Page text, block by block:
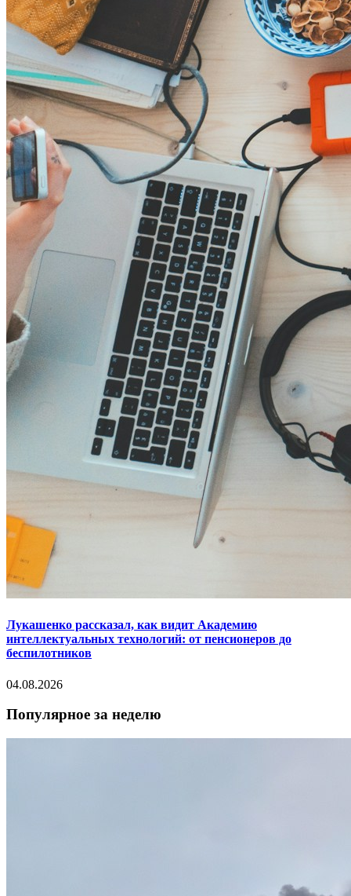
Лукашенко рассказал, как видит Академию
интеллектуальных технологий: от пенсионеров до
беспилотников
04.08.2026
Популярное за неделю